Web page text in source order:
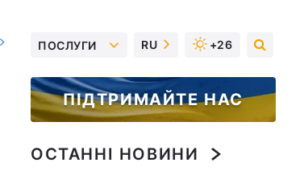
ПОСЛУГИ RU +26
ПІДТРИМАЙТЕ НАС
ОСТАННІ НОВИНИ